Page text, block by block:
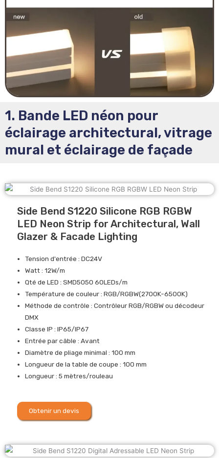
1. Bande LED néon pour
éclairage architectural, vitrage
mural et éclairage de façade
Side Bend S1220 Silicone RGB RGBW
LED Neon Strip for Architectural, Wall
Glazer & Facade Lighting
Tension d'entrée : DC24V
Watt : 12W/m
Qté de LED : SMD5050 60LEDs/m
Température de couleur : RGB/RGBW(2700K-6500K)
Méthode de contrôle : Contrôleur RGB/RGBW ou décodeur
DMX
Classe IP : IP65/IP67
Entrée par câble : Avant
Diamètre de pliage minimal : 100 mm
Longueur de la table de coupe : 100 mm
Longueur : 5 mètres/rouleau
Obtenir un devis